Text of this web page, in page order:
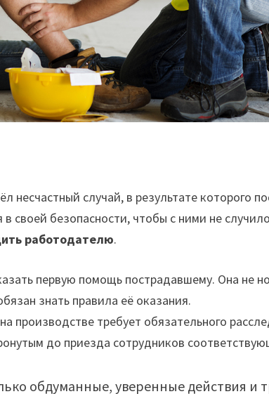
несчастный случай, в результате которого
своей безопасности, чтобы с ними не
работодателю.
первую помощь пострадавшему. Она не
знать правила её оказания.
производстве требует обязательного
до приезда сотрудников
обдуманные, уверенные действия и